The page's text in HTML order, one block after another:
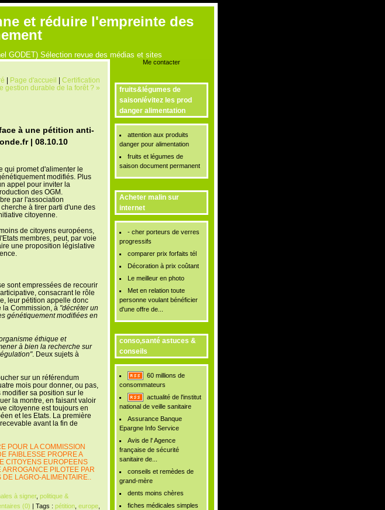
et réduire l'empreinte des
GODET) Sélection revue des médias et sites
Me contacter
fruits&légumes de
saison/évitez les prod
danger alimentation
attention aux produits
danger pour alimentation
fruits et légumes de
saison document permanent
Acheter malin sur
internet
- cher porteurs de verres
progressifs
comparer prix forfaits tél
Décoration à prix coûtant
Le meilleur en photo
Met en relation toute
personne voulant bénéficier
d'une offre de...
conso,santé astuces &
conseils
60 millions de
consommateurs
actualité de l'institut
national de veille sanitaire
Assurance Banque
Epargne Info Service
Avis de l' Agence
française de sécurité
sanitaire de...
conseils et remèdes de
grand-mère
dents moins chères
fiches médicales simples
| Page d'accueil | Certification
gestion durable de la forêt ? »
à une pétition anti-
| 08.10.10
qui promet d'alimenter le
modifiés. Plus
appel pour inviter la
des OGM.
par l'association
à tirer parti d'une des
citoyenne.
de citoyens européens,
membres, peut, par voie
une proposition législative
sont empressées de recourir
consacrant le rôle
leur pétition appelle donc
la Commission, à "décréter un
génétiquement modifiées en
éthique et
à bien la recherche sur
. Deux sujets à
sur un référendum
mois pour donner, ou pas,
sa position sur le
la montre, en faisant valoir
citoyenne est toujours en
et les Etats. La première
avant la fin de
POUR LA COMMISSION
FAIBLESSE PROPRE A
CITOYENS EUROPEENS
PILOTEE PAR
LAGRO-ALIMENTAIRE..
à signer, politique &
(0) | Tags : pétition, europe,